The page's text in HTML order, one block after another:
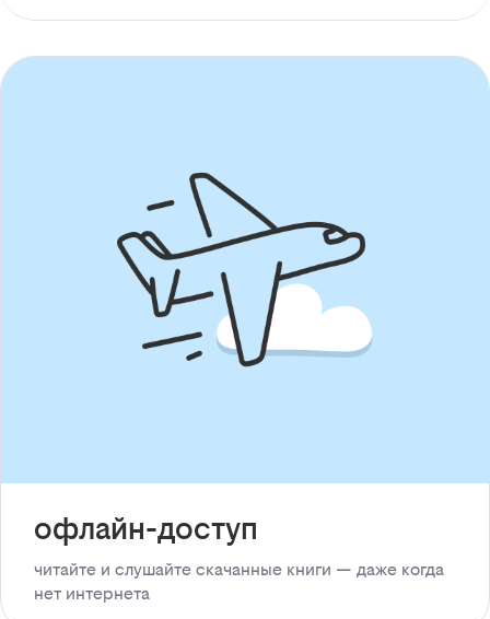
офлайн-доступ
читайте и слушайте скачанные книги — даже когда
нет интернета